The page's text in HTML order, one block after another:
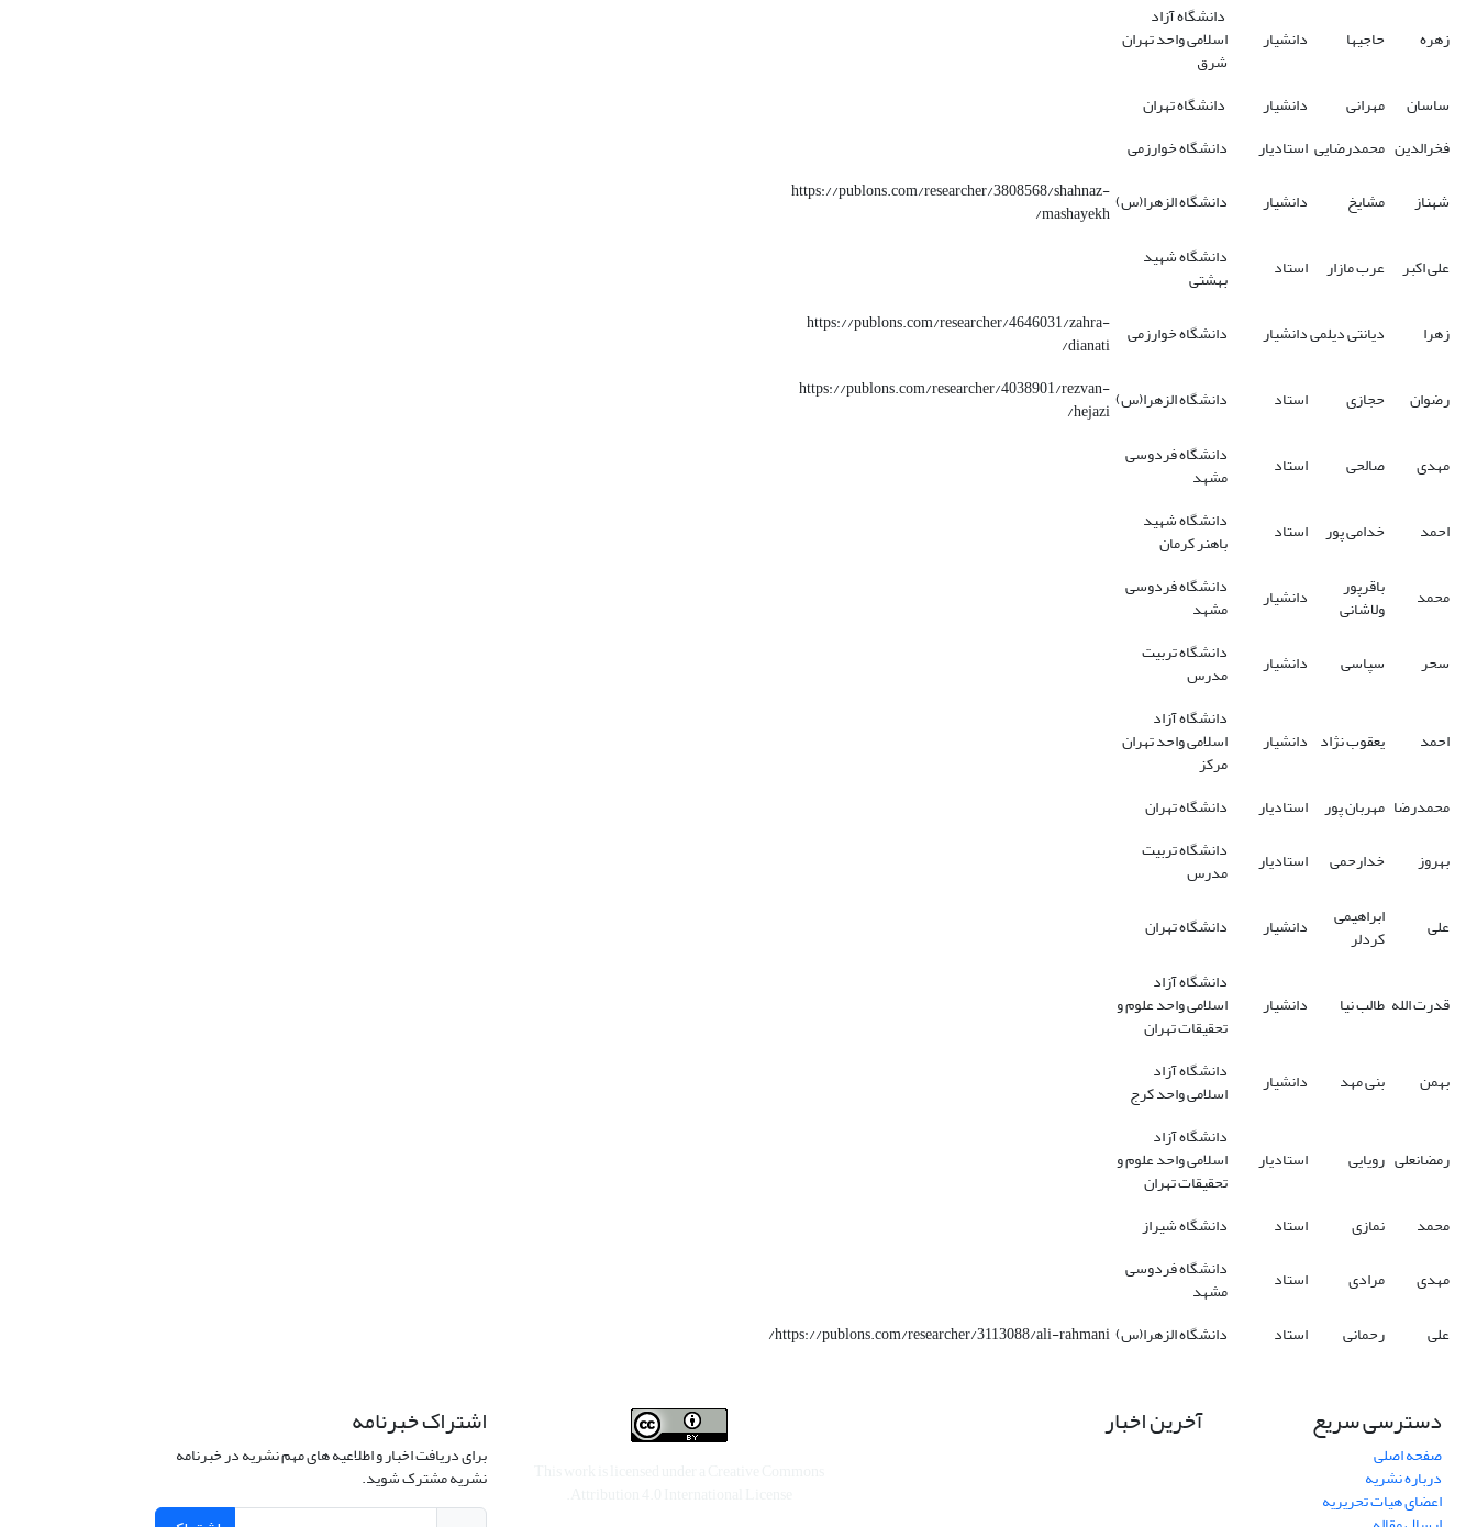
زهره حاجیها دانشیار
دانشگاه آزاد
اسلامی واحد تهران
شرق
ساسان
مهرانی دانشیار
دانشگاه تهران
فخرالدین محمدرضایی استادیار
دانشگاه خوارزمی
شهناز
مشایخ دانشیار دانشگاه الزهرا(س)https://publons.com/researcher/3808568/shahnaz-
mashayekh/
علی اکبر عرب مازار استاد دانشگاه شهید
بهشتی
زهرا
دیانتی دیلمیدانشیار دانشگاه خوارزمی https://publons.com/researcher/4646031/zahra-
dianati/
رضوان
حجازی استاد دانشگاه الزهرا(س)https://publons.com/researcher/4038901/rezvan-
hejazi/
مهدی
صالحی استاد دانشگاه فردوسی
مشهد
احمد
خدامی پور استاد دانشگاه شهید
باهنر کرمان
محمد
باقرپور
ولاشانی دانشیار دانشگاه فردوسی
مشهد
سحر
سپاسی دانشیار دانشگاه تربیت
مدرس
احمد یعقوب نژاد دانشیار
دانشگاه آزاد
اسلامی واحد تهران
مرکز
محمدرضا مهربان پور استادیار
دانشگاه تهران
بهروز
خدارحمی استادیار دانشگاه تربیت
مدرس
علی
ابراهیمی
کردلر دانشیار دانشگاه تهران
قدرت الله طالب نیا دانشیار
دانشگاه آزاد
اسلامی واحد علوم و
تحقیقات تهران
بهمن
بنی مهد دانشیار دانشگاه آزاد
اسلامی واحد کرج
رمضانعلی رویایی استادیار
دانشگاه آزاد
اسلامی واحد علوم و
تحقیقات تهران
محمد
نمازی استاد
دانشگاه شیراز
مهدی
مرادی استاد دانشگاه فردوسی
مشهد
علی
رحمانی استاد دانشگاه الزهرا(س)https://publons.com/researcher/3113088/ali-rahmani/
دسترسی سریع
صفحه اصلی
درباره نشریه
اعضای هیات تحریریه
آخرین اخبار اشتراک خبرنامه
برای دریافت اخبار و اطلاعیه های مهم نشریه در خبرنامه
نشریه مشترک شوید.